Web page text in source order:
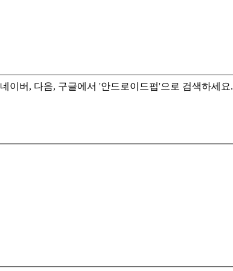
네이버, 다음, 구글에서 '안드로이드펍'으로 검색하세요.